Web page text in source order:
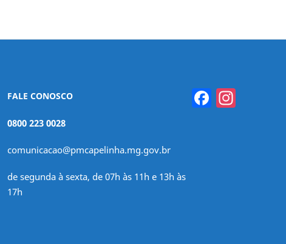
FALE CONOSCO
0800 223 0028
comunicacao@pmcapelinha.mg.gov.br
de segunda à sexta, de 07h às 11h e 13h às
17h
Facebook